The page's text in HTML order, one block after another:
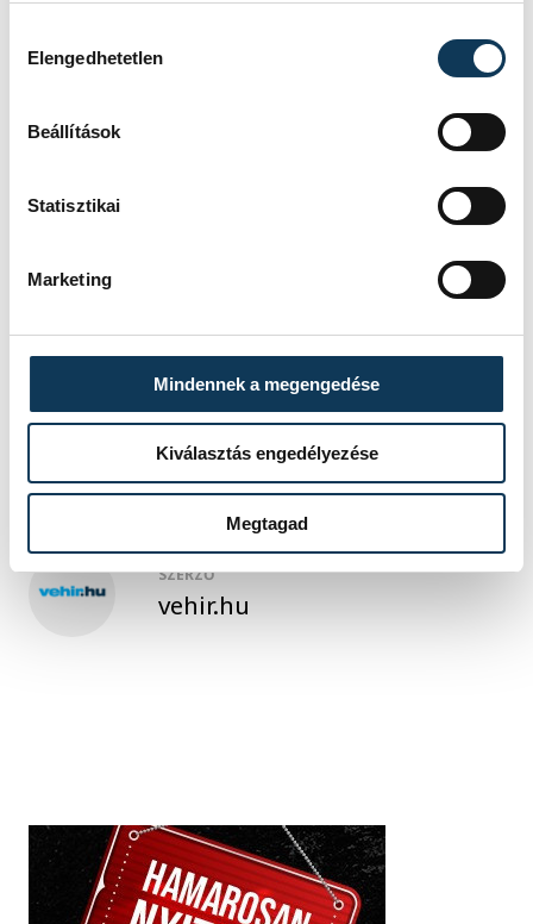
Elengedhetetlen
Beállítások
Statisztikai
Marketing
Mindennek a megengedése
Kiválasztás engedélyezése
Megtagad
A magyar válogatott ellenfele a szerdai
negyeddöntőben a címvédő francia és a
társházigazda holland csapat közül az lesz,
hétfőn záruló küzdelmeiben.
női kézilabda-válogatott
Golovin Vlagyimir
SZERZŐ
vehir.hu